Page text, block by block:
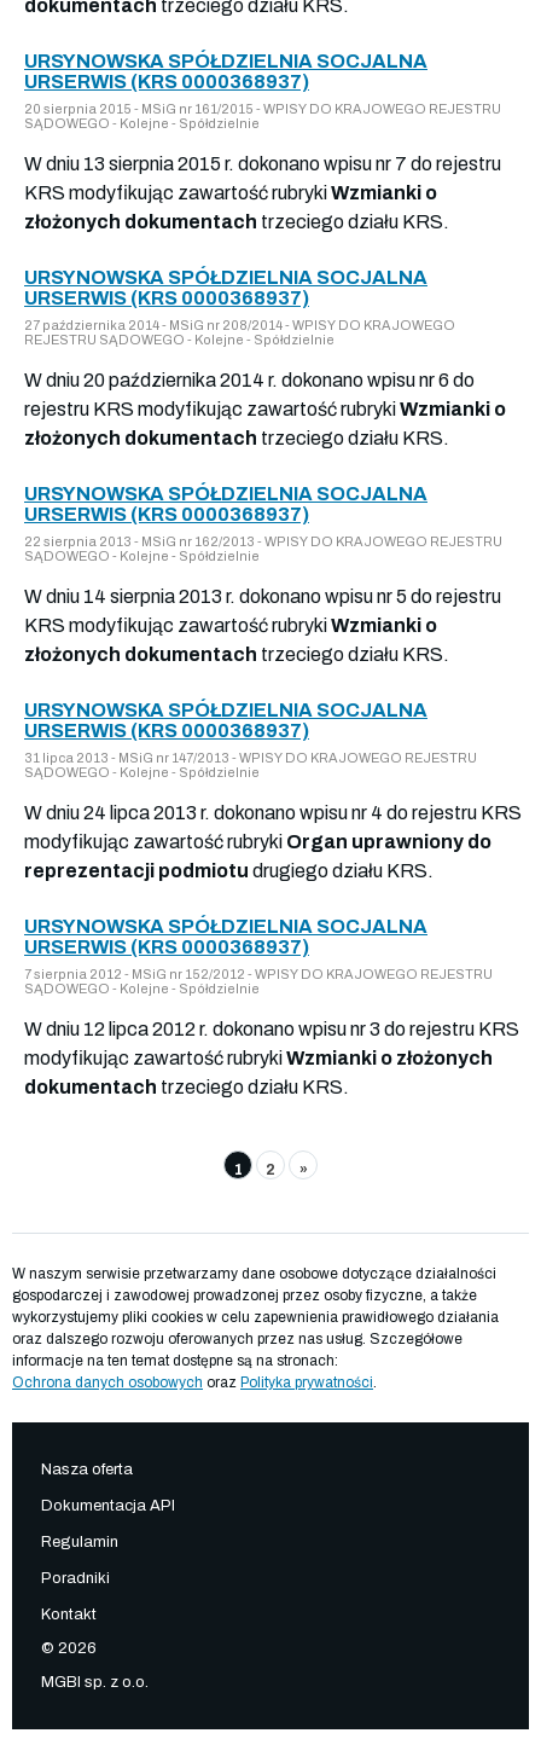
dokumentach trzeciego działu KRS.
URSYNOWSKA SPÓŁDZIELNIA SOCJALNA
URSERWIS (KRS 0000368937)
20 sierpnia 2015 - MSiG nr 161/2015 - WPISY DO KRAJOWEGO REJESTRU
SĄDOWEGO - Kolejne - Spółdzielnie
W dniu 13 sierpnia 2015 r. dokonano wpisu nr 7 do rejestru
KRS modyfikując zawartość rubrykiWzmianki o
złożonych dokumentach trzeciego działu KRS.
URSYNOWSKA SPÓŁDZIELNIA SOCJALNA
URSERWIS (KRS 0000368937)
27 października 2014 - MSiG nr 208/2014 - WPISY DO KRAJOWEGO
REJESTRU SĄDOWEGO - Kolejne - Spółdzielnie
W dniu 20 października 2014 r. dokonano wpisu nr 6 do
rejestru KRS modyfikując zawartość rubrykiWzmianki o
złożonych dokumentach trzeciego działu KRS.
URSYNOWSKA SPÓŁDZIELNIA SOCJALNA
URSERWIS (KRS 0000368937)
22 sierpnia 2013 - MSiG nr 162/2013 - WPISY DO KRAJOWEGO REJESTRU
SĄDOWEGO - Kolejne - Spółdzielnie
W dniu 14 sierpnia 2013 r. dokonano wpisu nr 5 do rejestru
KRS modyfikując zawartość rubrykiWzmianki o
złożonych dokumentach trzeciego działu KRS.
URSYNOWSKA SPÓŁDZIELNIA SOCJALNA
URSERWIS (KRS 0000368937)
31 lipca 2013 - MSiG nr 147/2013 - WPISY DO KRAJOWEGO REJESTRU
SĄDOWEGO - Kolejne - Spółdzielnie
W dniu 24 lipca 2013 r. dokonano wpisu nr 4 do rejestru KRS
modyfikując zawartość rubryki Organ uprawniony do
reprezentacji podmiotu drugiego działu KRS.
URSYNOWSKA SPÓŁDZIELNIA SOCJALNA
URSERWIS (KRS 0000368937)
7 sierpnia 2012 - MSiG nr 152/2012 - WPISY DO KRAJOWEGO REJESTRU
SĄDOWEGO - Kolejne - Spółdzielnie
W dniu 12 lipca 2012 r. dokonano wpisu nr 3 do rejestru KRS
modyfikując zawartość rubrykiWzmianki o złożonych
dokumentach trzeciego działu KRS.
1 2 »
W naszym serwisie przetwarzamy dane osobowe dotyczące działalności
gospodarczej i zawodowej prowadzonej przez osoby fizyczne, a także
wykorzystujemy pliki cookies w celu zapewnienia prawidłowego działania
oraz dalszego rozwoju oferowanych przez nas usług. Szczegółowe
informacje na ten temat dostępne są na stronach:
Ochrona danych osobowych oraz Polityka prywatności
Nasza oferta
Dokumentacja API
Regulamin
Poradniki
Kontakt
© 2026
MGBI sp. z o.o.